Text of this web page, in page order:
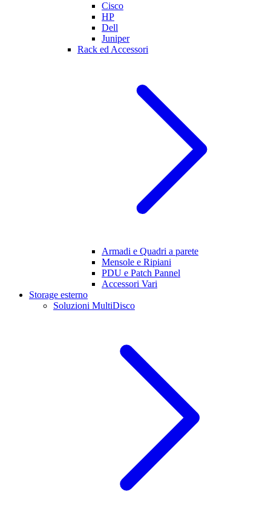
Cisco
HP
Dell
Juniper
Rack ed Accessori
Armadi e Quadri a parete
Mensole e Ripiani
PDU e Patch Pannel
Accessori Vari
Storage esterno
Soluzioni MultiDisco